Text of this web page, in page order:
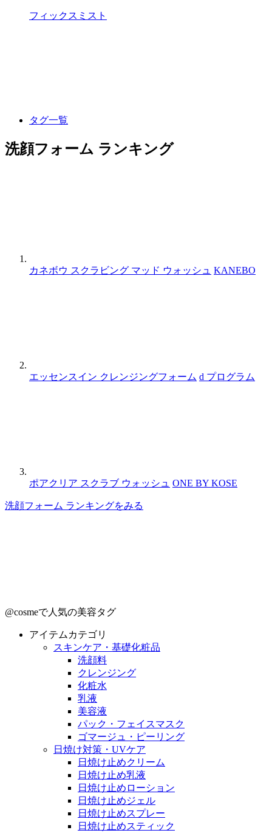
フィックスミスト
タグ一覧
洗顔フォーム ランキング
カネボウ スクラビング マッド ウォッシュ KANEBO
エッセンスイン クレンジングフォーム d プログラム
ポアクリア スクラブ ウォッシュ ONE BY KOSE
洗顔フォーム ランキングをみる
@cosmeで人気の美容タグ
アイテムカテゴリ
スキンケア・基礎化粧品
洗顔料
クレンジング
化粧水
乳液
美容液
パック・フェイスマスク
ゴマージュ・ピーリング
日焼け対策・UVケア
日焼け止めクリーム
日焼け止め乳液
日焼け止めローション
日焼け止めジェル
日焼け止めスプレー
日焼け止めスティック